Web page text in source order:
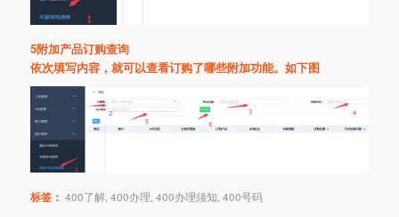
5附加产品订购查询
依次填写内容，就可以查看订购了哪些附加功能。如下图
标签： 400了解, 400办理 400办理须知 400号码